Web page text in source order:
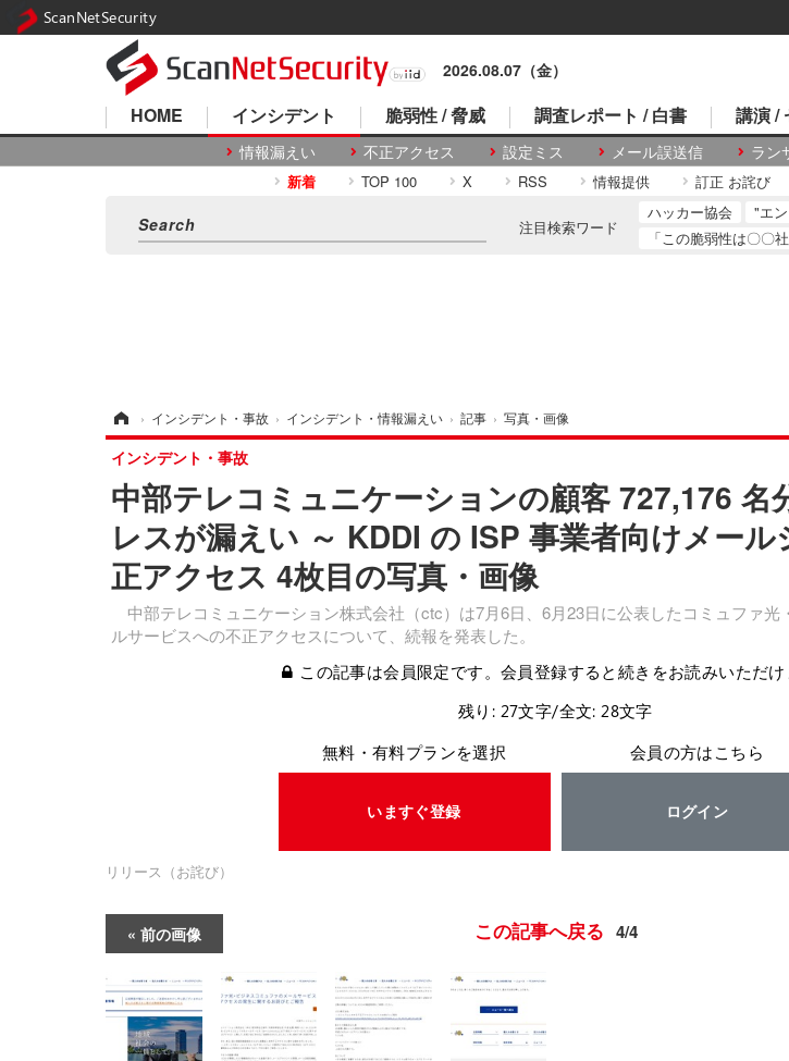
2026.08.07（金）
HOME インシデント
情報漏えい 不正アクセス 設定ミス メール誤送信 ラン
脆弱性 / 脅威 調査レポート / 白書 講演 /
新着 TOP 100 X RSS 情報提供 訂正 お詫び
注目検索ワード
ハッカー協会 "エ
「この脆弱性は〇〇
› インシデント・事故 › インシデント・情報漏えい › 記事 › 写真・画像
中部テレコミュニケーションの顧客 727,176 名
レスが漏えい ～ KDDI の ISP 事業者向けメー
正アクセス 4枚目の写真・画像
中部テレコミュニケーション株式会社（ctc）は7月6日、6月23日に公表したコミュファ光
ルサービスへの不正アクセスについて、続報を発表した。
インシデント・事故
この記事は会員限定です。会員登録すると続きをお読みいただけ
残り: 27文字/全文: 28文字
無料・有料プランを選択
いますぐ登録
会員の方はこちら
ログイン
リリース（お詫び）
前の画像 この記事へ戻る 4/4
ScanNetSecurity